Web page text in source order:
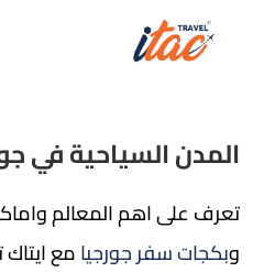
المدن السياحية في
تعرف على اهم المعالم
وبكجات سفر جورجيامع